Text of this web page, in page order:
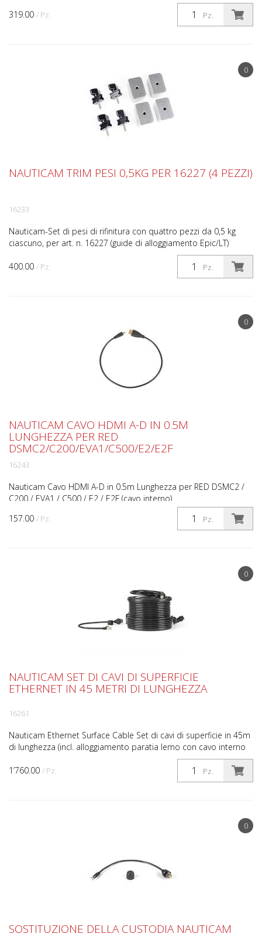
319.00 / Pz. Pz.
0
400.00 / Pz. Pz.
NAUTICAM TRIM PESI 0,5KG PER 16227 (4 PEZZI)
16233
Nauticam-Set di pesi di rifinitura con quattro pezzi da 0,5 kg
ciascuno, per art. n. 16227 (guide di alloggiamento Epic/LT)
0
157.00 / Pz. Pz.
NAUTICAM CAVO HDMI A-D IN 0.5M
LUNGHEZZA PER RED
DSMC2/C200/EVA1/C500/E2/E2F
16243
Nauticam Cavo HDMI A-D in 0.5m Lunghezza per RED DSMC2 /
C200 / EVA1 / C500 / E2 / E2F (cavo interno)
0
1’760.00 / Pz. Pz.
NAUTICAM SET DI CAVI DI SUPERFICIE
ETHERNET IN 45 METRI DI LUNGHEZZA
16261
Nauticam Ethernet Surface Cable Set di cavi di superficie in 45m
di lunghezza (incl. alloggiamento paratia lemo con cavo interno
0
SOSTITUZIONE DELLA CUSTODIA NAUTICAM